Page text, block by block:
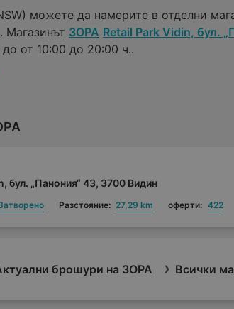
можете да намерите в отделни
Магазинът ЗОРА Retail Park Vidin, бул.
от 10:00 до 20:00 ч..
бул. „Панония“ 43, 3700 Видин
Разстояние: 27,29 km оферти: 422
брошури на ЗОРА Всички